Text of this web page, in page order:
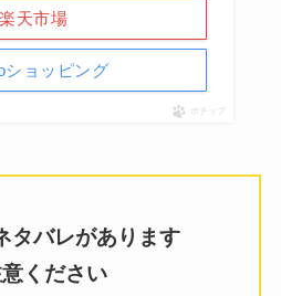
楽天市場
ショッピング
ポチップ
タバレがあります
ください